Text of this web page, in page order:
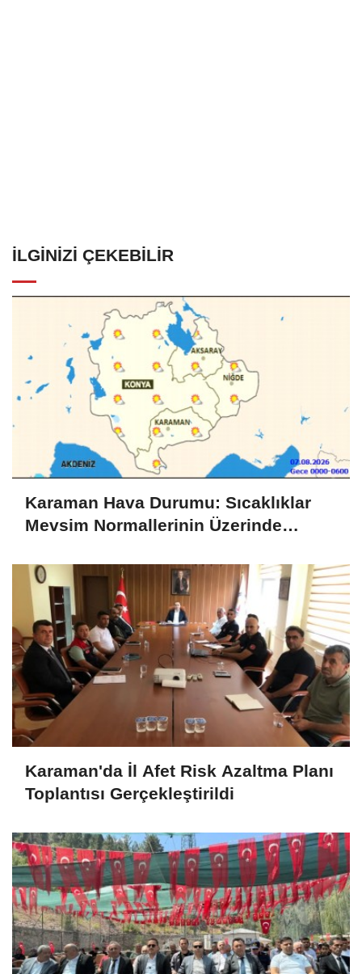
İLGINIZI ÇEKEBILIR
Karaman Hava Durumu: Sıcaklıklar
Mevsim Normallerinin Üzerinde
Karaman'da İl Afet Risk Azaltma Planı
Toplantısı Gerçekleştirildi